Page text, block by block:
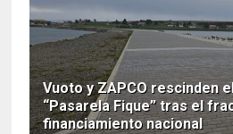
Vuoto y ZAPCO rescinden
“Pasarela Fique” tras el
financiamiento nacional